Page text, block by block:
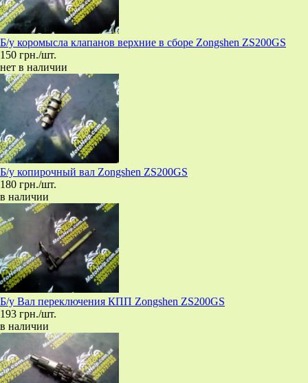
Б/у коромысла клапанов верхние в сборе Zongshen ZS200GS
150 грн./шт.
нет в наличии
Б/у копирочный вал Zongshen ZS200GS
180 грн./шт.
в наличии
Б/у Вал переключения КПП Zongshen ZS200GS
193 грн./шт.
в наличии